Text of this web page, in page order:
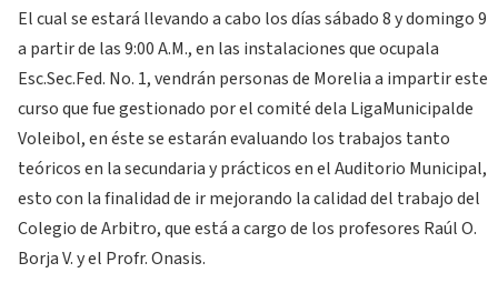
El cual se estará llevando a cabo los días sábado 8 y domingo 9
a partir de las 9:00 A.M., en las instalaciones que ocupala
Esc.Sec.Fed. No. 1, vendrán personas de Morelia a impartir este
curso que fue gestionado por el comité dela LigaMunicipalde
Voleibol, en éste se estarán evaluando los trabajos tanto
teóricos en la secundaria y prácticos en el Auditorio Municipal,
esto con la finalidad de ir mejorando la calidad del trabajo del
Colegio de Arbitro, que está a cargo de los profesores Raúl O.
Borja V. y el Profr. Onasis.